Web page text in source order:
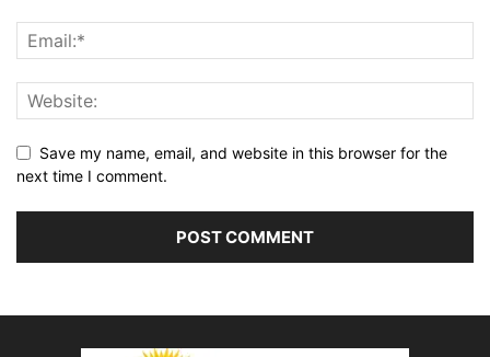
Save my name, email, and website in this browser for the
next time I comment.